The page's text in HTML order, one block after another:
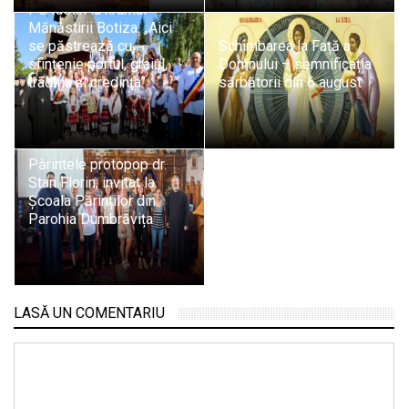
PS Iustin la hramul
Mănăstirii Botiza: „Aici
se păstrează cu
sfințenie portul, graiul,
tradiția și credința”
Schimbarea la Față a
Domnului – semnificația
sărbătorii din 6 august
Părintele protopop dr.
Stan Florin, invitat la
Școala Părinților din
Parohia Dumbrăvița
LASĂ UN COMENTARIU